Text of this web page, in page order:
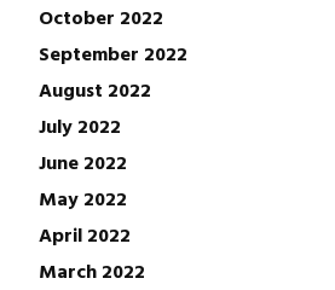
October 2022
September 2022
August 2022
July 2022
June 2022
May 2022
April 2022
March 2022